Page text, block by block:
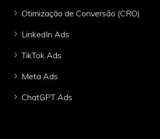
Otimização de Conversão (CRO)
LinkedIn Ads
TikTok Ads
Meta Ads
ChatGPT Ads